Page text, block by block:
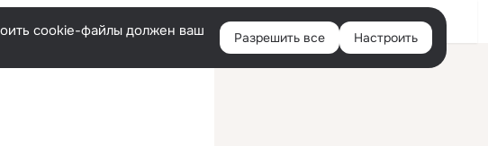
Войти
cookie-файлы должен ваш
Разрешить все Настроить